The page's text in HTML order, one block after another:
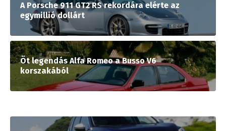
A Porsche 911 GT2 RS rekordára elérte az
egymillió dollárt
Öt legendás Alfa Romeo a Busso V6
korszakából